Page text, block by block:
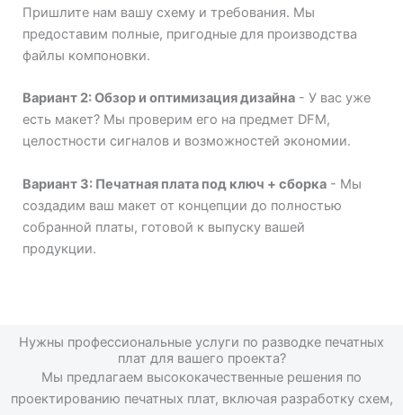
Пришлите нам вашу схему и требования. Мы
предоставим полные, пригодные для производства
файлы компоновки.
Вариант 2: Обзор и оптимизация дизайна - У вас уже
есть макет? Мы проверим его на предмет DFM,
целостности сигналов и возможностей экономии.
Вариант 3: Печатная плата под ключ + сборка - Мы
создадим ваш макет от концепции до полностью
собранной платы, готовой к выпуску вашей
продукции.
Нужны профессиональные услуги по разводке печатных
плат для вашего проекта?
Мы предлагаем высококачественные решения по
проектированию печатных плат, включая разработку схем,